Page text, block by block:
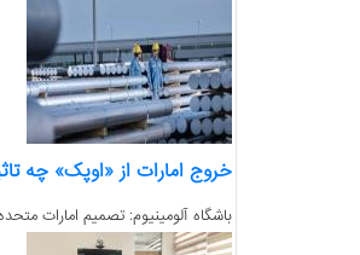
خروج امارات از «اوپک» چه
باشگاه آلومینیوم: تصمیم امارات